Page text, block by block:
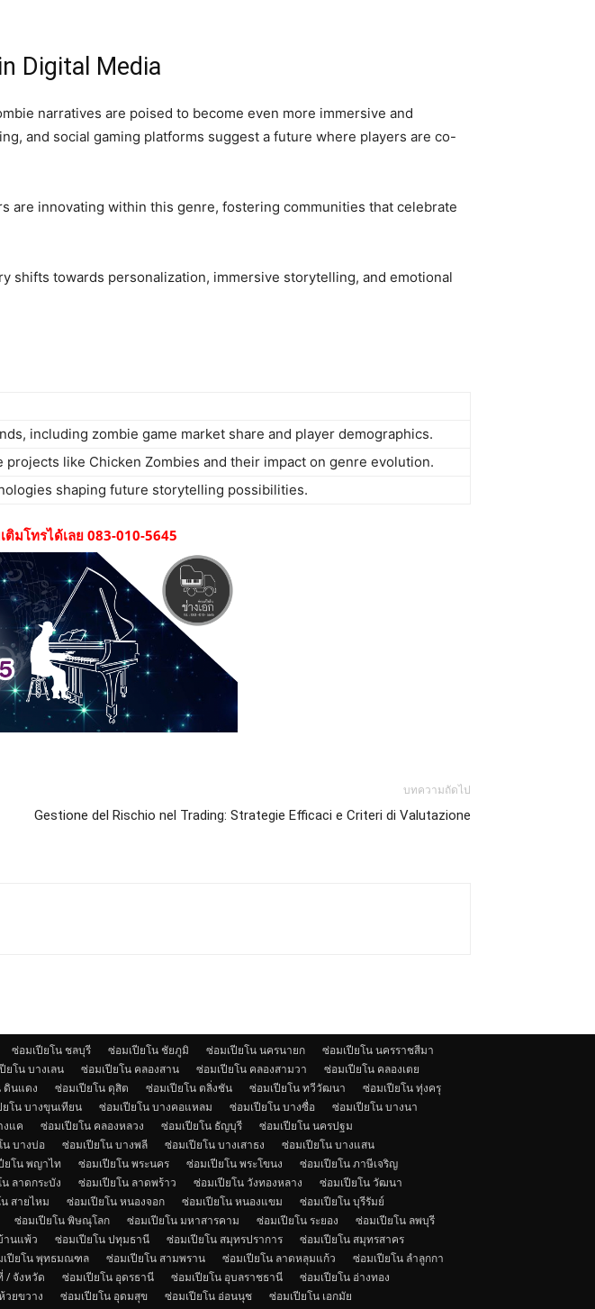
Digital Media
narratives are poised to become even more immersive and
and social gaming platforms suggest a future where players are co-
are innovating within this genre, fostering communities that celebrate
shifts towards personalization, immersive storytelling, and emotional
including zombie game market share and player demographics.
projects like Chicken Zombies and their impact on genre evolution.
shaping future storytelling possibilities.
มโทรได้เลย 083-010-5645
บทความถัดไป
Gestione del Rischio nel Trading: Strategie Efficaci e Criteri di Valutazione
ซ่อมเปียโน ชลบุรี ซ่อมเปียโน ชัยภูมิ ซ่อมเปียโน นครนายก
ซ่อมเปียโน นครราชสีมา
ยโน บางเลน ซ่อมเปียโน คลองสาน ซ่อมเปียโน คลองสามวา
ซ่อมเปียโน คลองเตย
ดินแดง ซ่อมเปียโน ดุสิต ซ่อมเปียโน ตลิ่งชัน ซ่อมเปียโน ทวีวัฒนา
ซ่อมเปียโน ทุ่งครุ
โน บางขุนเทียน ซ่อมเปียโน บางคอแหลม ซ่อมเปียโน บางซื่อ
ซ่อมเปียโน บางนา
งแค ซ่อมเปียโน คลองหลวง ซ่อมเปียโน ธัญบุรี
ซ่อมเปียโน นครปฐม
น บางบ่อ ซ่อมเปียโน บางพลี ซ่อมเปียโน บางเสาธง
ซ่อมเปียโน บางแสน
ยโน พญาไท ซ่อมเปียโน พระนคร ซ่อมเปียโน พระโขนง
ซ่อมเปียโน ภาษีเจริญ
ลาดกระบัง ซ่อมเปียโน ลาดพร้าว ซ่อมเปียโน วังทองหลาง
ซ่อมเปียโน วัฒนา
สายไหม ซ่อมเปียโน หนองจอก ซ่อมเปียโน หนองแขม
ซ่อมเปียโน บุรีรัมย์
ซ่อมเปียโน พิษณุโลก ซ่อมเปียโน มหาสารคาม ซ่อมเปียโน ระยอง
ซ่อมเปียโน ลพบุรี
านแพ้ว ซ่อมเปียโน ปทุมธานี ซ่อมเปียโน สมุทรปราการ
ซ่อมเปียโน สมุทรสาคร
เปียโน พุทธมณฑล ซ่อมเปียโน สามพราน ซ่อมเปียโน ลาดหลุมแก้ว
ซ่อมเปียโน ลำลูกกา
/ จังหวัด ซ่อมเปียโน อุดรธานี ซ่อมเปียโน อุบลราชธานี
ซ่อมเปียโน อ่างทอง
วยขวาง ซ่อมเปียโน อุดมสุข ซ่อมเปียโน อ่อนนุช
ซ่อมเปียโน เอกมัย